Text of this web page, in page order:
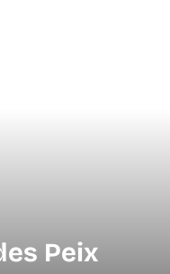
Peix